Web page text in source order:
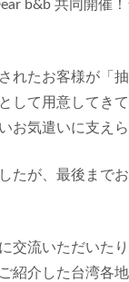
れたお客様が「
して用意してき
お気遣いに支え
たが、最後まで
交流いただいた
紹介した台湾各